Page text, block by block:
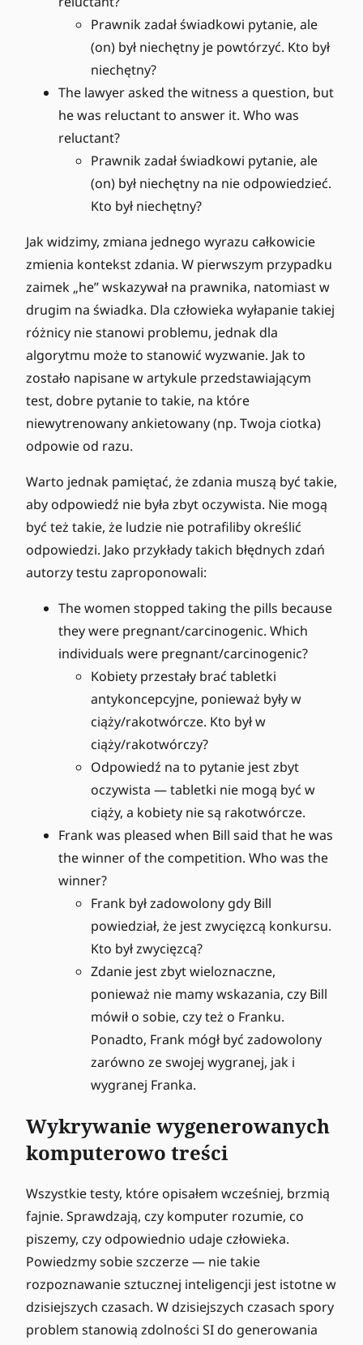
Prawnik zadał świadkowi pytanie, ale
(on) był niechętny je powtórzyć. Kto był
niechętny?
The lawyer asked the witness a question, but
he was reluctant to answer it. Who was
reluctant?
Prawnik zadał świadkowi pytanie, ale
(on) był niechętny na nie odpowiedzieć.
Kto był niechętny?
Jak widzimy, zmiana jednego wyrazu całkowicie
zmienia kontekst zdania. W pierwszym przypadku
zaimek „he” wskazywał na prawnika, natomiast w
drugim na świadka. Dla człowieka wyłapanie takiej
różnicy nie stanowi problemu, jednak dla
algorytmu może to stanowić wyzwanie. Jak to
zostało napisane w artykule przedstawiającym
test, dobre pytanie to takie, na które
niewytrenowany ankietowany (np. Twoja ciotka)
odpowie od razu.
Warto jednak pamiętać, że zdania muszą być takie,
aby odpowiedź nie była zbyt oczywista. Nie mogą
być też takie, że ludzie nie potrafiliby określić
odpowiedzi. Jako przykłady takich błędnych zdań
autorzy testu zaproponowali:
The women stopped taking the pills because
they were pregnant/carcinogenic. Which
individuals were pregnant/carcinogenic?
Kobiety przestały brać tabletki
antykoncepcyjne, ponieważ były w
ciąży/rakotwórcze. Kto był w
ciąży/rakotwórczy?
Odpowiedź na to pytanie jest zbyt
oczywista — tabletki nie mogą być w
ciąży, a kobiety nie są rakotwórcze.
Frank was pleased when Bill said that he was
the winner of the competition. Who was the
winner?
Frank był zadowolony gdy Bill
powiedział, że jest zwycięzcą konkursu.
Kto był zwycięzcą?
Zdanie jest zbyt wieloznaczne,
ponieważ nie mamy wskazania, czy Bill
mówił o sobie, czy też o Franku.
Ponadto, Frank mógł być zadowolony
zarówno ze swojej wygranej, jak i
wygranej Franka.
Wykrywanie wygenerowanych
komputerowo treści
Wszystkie testy, które opisałem wcześniej, brzmią
fajnie. Sprawdzają, czy komputer rozumie, co
piszemy, czy odpowiednio udaje człowieka.
Powiedzmy sobie szczerze — nie takie
rozpoznawanie sztucznej inteligencji jest istotne w
dzisiejszych czasach. W dzisiejszych czasach spory
problem stanowią zdolności SI do generowania